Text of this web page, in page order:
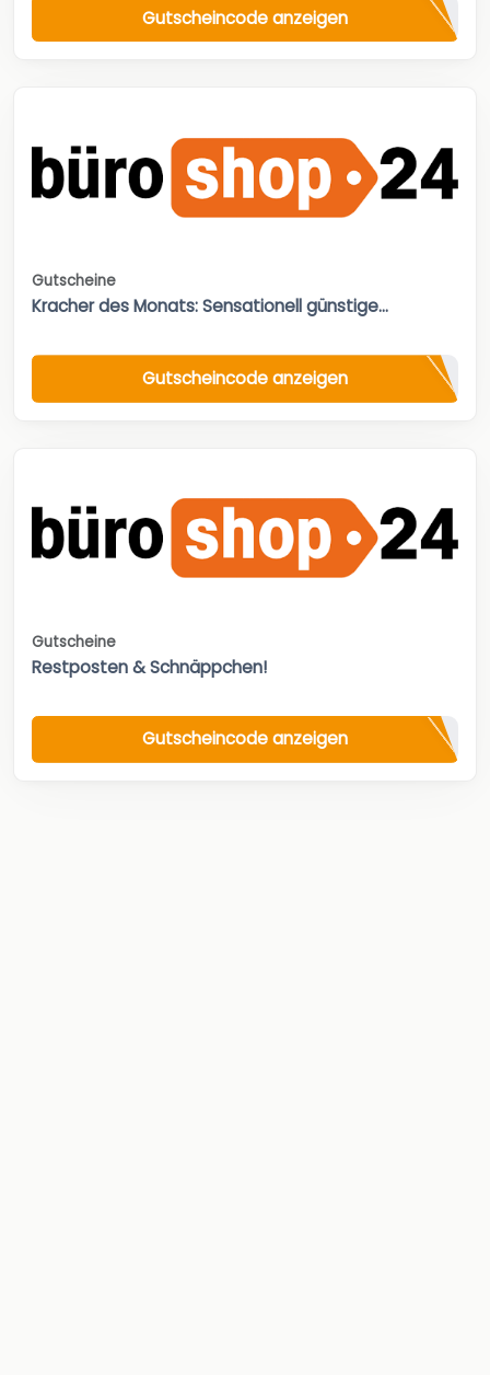
Gutscheincode anzeigen
Gutscheine
Kracher des Monats: Sensationell günstige...
Gutscheincode anzeigen
Gutscheine
Restposten & Schnäppchen!
Gutscheincode anzeigen